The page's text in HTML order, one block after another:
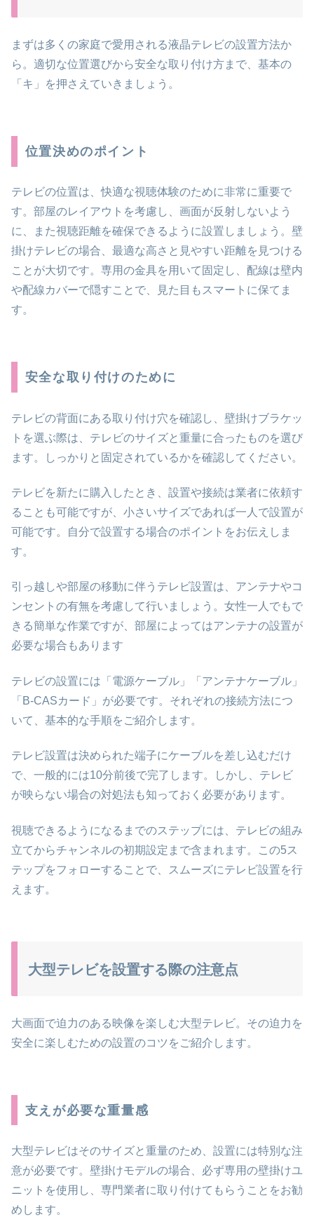
まずは多くの家庭で愛用される液晶テレビの設置方法か
ら。適切な位置選びから安全な取り付け方まで、基本の
「キ」を押さえていきましょう。
位置決めのポイント
テレビの位置は、快適な視聴体験のために非常に重要で
す。部屋のレイアウトを考慮し、画面が反射しないよう
に、また視聴距離を確保できるように設置しましょう。壁
掛けテレビの場合、最適な高さと見やすい距離を見つける
ことが大切です。専用の金具を用いて固定し、配線は壁内
や配線カバーで隠すことで、見た目もスマートに保てま
す。
安全な取り付けのために
テレビの背面にある取り付け穴を確認し、壁掛けブラケッ
トを選ぶ際は、テレビのサイズと重量に合ったものを選び
ます。しっかりと固定されているかを確認してください。
テレビを新たに購入したとき、設置や接続は業者に依頼す
ることも可能ですが、小さいサイズであれば一人で設置が
可能です。自分で設置する場合のポイントをお伝えしま
す。
引っ越しや部屋の移動に伴うテレビ設置は、アンテナやコ
ンセントの有無を考慮して行いましょう。女性一人でもで
きる簡単な作業ですが、部屋によってはアンテナの設置が
必要な場合もあります
テレビの設置には「電源ケーブル」「アンテナケーブル」
「B-CASカード」が必要です。それぞれの接続方法につ
いて、基本的な手順をご紹介します。
テレビ設置は決められた端子にケーブルを差し込むだけ
で、一般的には10分前後で完了します。しかし、テレビ
が映らない場合の対処法も知っておく必要があります。
視聴できるようになるまでのステップには、テレビの組み
立てからチャンネルの初期設定まで含まれます。この5ス
テップをフォローすることで、スムーズにテレビ設置を行
えます。
大型テレビを設置する際の注意点
大画面で迫力のある映像を楽しむ大型テレビ。その迫力を
安全に楽しむための設置のコツをご紹介します。
支えが必要な重量感
大型テレビはそのサイズと重量のため、設置には特別な注
意が必要です。壁掛けモデルの場合、必ず専用の壁掛けユ
ニットを使用し、専門業者に取り付けてもらうことをお勧
めします。